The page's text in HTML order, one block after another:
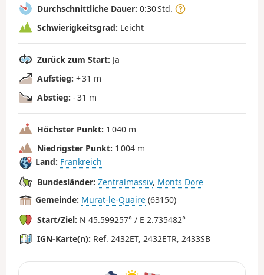
Durchschnittliche Dauer: 0:30 Std.
Schwierigkeitsgrad: Leicht
Zurück zum Start: Ja
Aufstieg: + 31 m
Abstieg: - 31 m
Höchster Punkt: 1 040 m
Niedrigster Punkt: 1 004 m
Land: Frankreich
Bundesländer: Zentralmassiv, Monts Dore
Gemeinde: Murat-le-Quaire (63150)
Start/Ziel: N 45.599257° / E 2.735482°
IGN-Karte(n): Ref. 2432ET, 2432ETR, 2433SB